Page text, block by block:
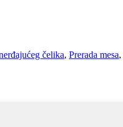
čelika, Prerada mesa,